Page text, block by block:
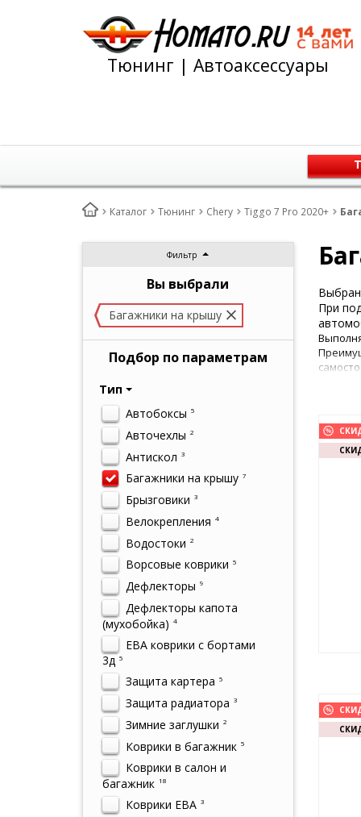
Тюнинг | Автоаксессуары
Каталог Тюнинг Chery Tiggo 7 Pro 2020+
Фильтр
Вы выбрали
Багажники на крышу
Подбор по параметрам
Тип
Автобоксы 5
Авточехлы 2
Антискол 3
Багажники на крышу 7
Брызговики 3
Велокрепления 4
Водостоки 2
Ворсовые коврики 5
Дефлекторы 9
Дефлекторы капота
(мухобойка) 4
ЕВА коврики с бортами
3д 5
Защита картера 5
Защита радиатора 3
Зимние заглушки 2
Коврики в багажник 5
Коврики в салон и
багажник 18
Коврики ЕВА 3
При